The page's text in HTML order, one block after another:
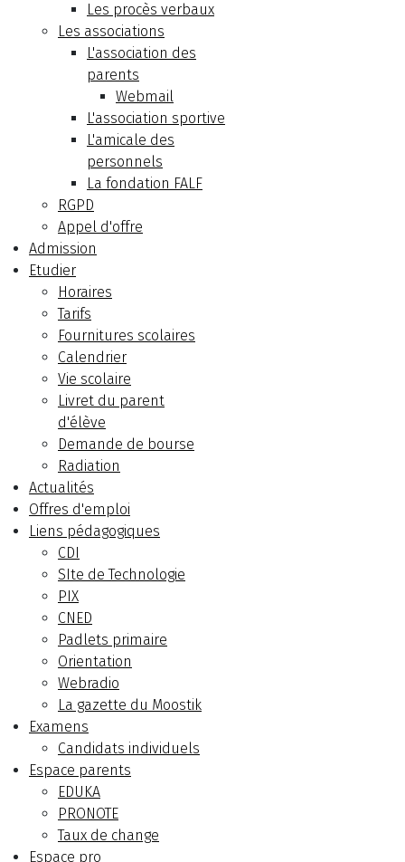
Les procès verbaux
Les associations
L'association des
parents
Webmail
L'association sportive
L'amicale des
personnels
La fondation FALF
RGPD
Appel d'offre
Admission
Etudier
Horaires
Tarifs
Fournitures scolaires
Calendrier
Vie scolaire
Livret du parent
d'élève
Demande de bourse
Radiation
Actualités
Offres d'emploi
Liens pédagogiques
CDI
SIte de Technologie
PIX
CNED
Padlets primaire
Orientation
Webradio
La gazette du Moostik
Examens
Candidats individuels
Espace parents
EDUKA
PRONOTE
Taux de change
Espace pro